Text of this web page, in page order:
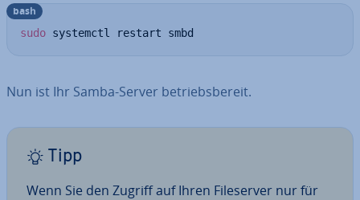
sudo systemctl restart smbd
bash
Nun ist Ihr Samba-Server be­triebs­be­reit.
Tipp
Wenn Sie den Zugriff auf Ihren File­ser­ver nur für